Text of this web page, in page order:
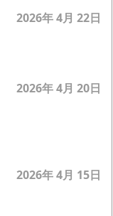
2026年 4月 22日
2026年 4月 20日
2026年 4月 15日